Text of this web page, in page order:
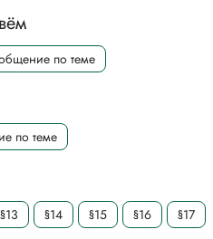
по теме
по теме
§13 §14 §15 §16
§17